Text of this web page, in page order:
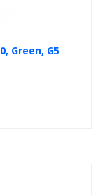
Green, G5